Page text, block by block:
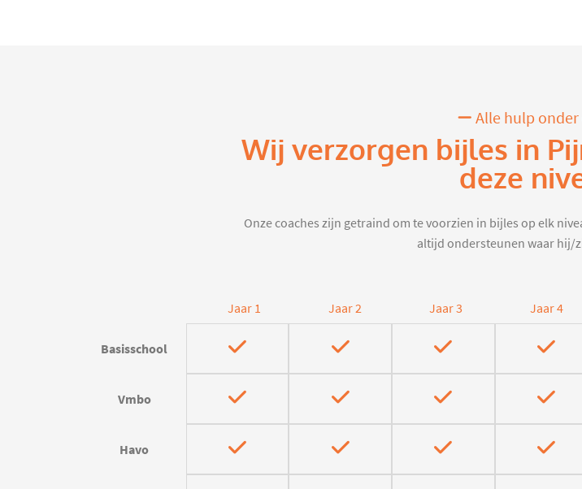
Alle hulp onder
Wij verzorgen bijles in
deze
Onze coaches zijn getraind om te voorzien in bijles op elk
altijd ondersteunen waar hij/
Jaar 1 Jaar 2 Jaar 3 Jaar 4
Basisschool
Vmbo
Havo